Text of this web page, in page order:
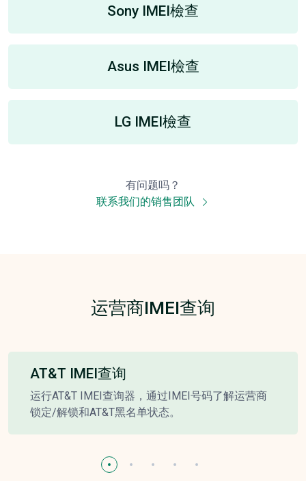
Sony IMEI檢查
Asus IMEI檢查
LG IMEI檢查
有问题吗？
联系我们的销售团队
运营商IMEI查询
AT&T IMEI查询
运行AT&T IMEI查询器，通过IMEI号码了解运营商
锁定/解锁和AT&T黑名单状态。